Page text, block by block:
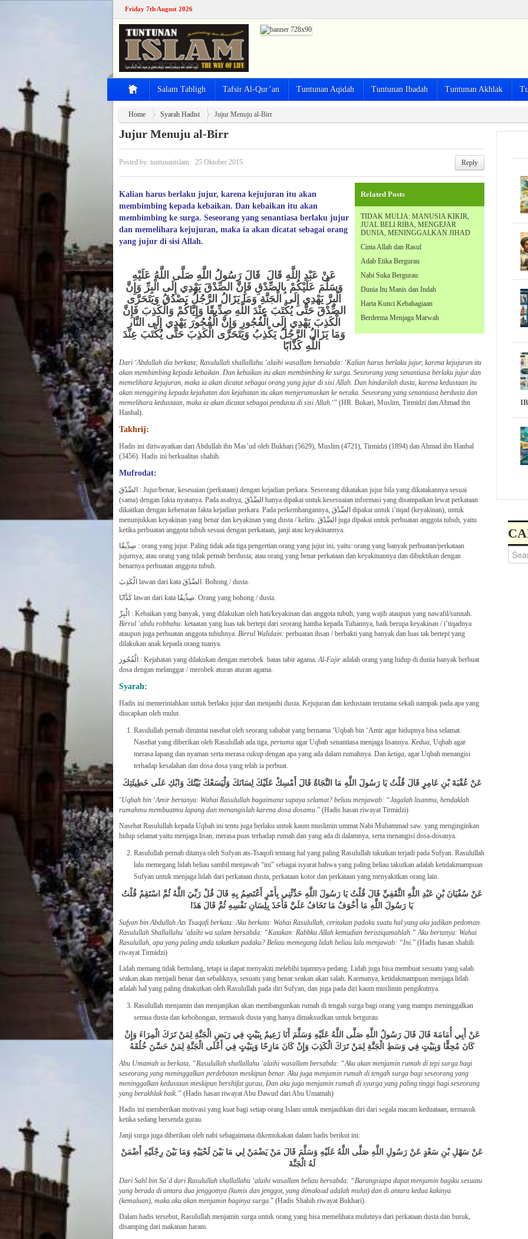
Friday 7th August 2026
Salam Tabligh Tafsir Al-Qur’an Tuntunan Aqidah Tuntunan Ibadah Tuntunan Akhlak
Home Syarah Hadist Jujur Menuju al-Birr
Jujur Menuju al-Birr
Posted by: tuntunanislam 25 Oktober 2015 Reply
Related Posts
TIDAK MULIA: MANUSIA KIKIR,
JUAL BELI RIBA, MENGEJAR
DUNIA, MENINGGALKAN JIHAD
Cinta Allah dan Rasul
Adab Etika Bergurau
Nabi Suka Bergurau
Dunia Itu Manis dan Indah
Harta Kunci Kebahagiaan
Berderma Menjaga Marwah
Kalian harus berlaku jujur, karena kejujuran itu akan
membimbing kepada kebaikan. Dan kebaikan itu akan
membimbing ke surga. Seseorang yang senantiasa berlaku jujur
dan memelihara kejujuran, maka ia akan dicatat sebagai orang
yang jujur di sisi Allah.
عَنْ عَبْدِ اللَّهِ قَالَ قَالَ رَسُولُ اللَّهِ صَلَّى اللَّهُ عَلَيْهِ
وَسَلَّمَ عَلَيْكُمْ بِالصِّدْقِ فَإِنَّ الصِّدْقَ يَهْدِي إِلَى الْبِرِّ وَإِنَّ
الْبِرَّ يَهْدِي إِلَى الْجَنَّةِ وَمَا يَزَالُ الرَّجُلُ يَصْدُقُ وَيَتَحَرَّى
الصِّدْقَ حَتَّى يُكْتَبَ عِنْدَ اللَّهِ صِدِّيقًا وَإِيَّاكُمْ وَالْكَذِبَ فَإِنَّ
الْكَذِبَ يَهْدِي إِلَى الْفُجُورِ وَإِنَّ الْفُجُورَ يَهْدِي إِلَى النَّارِ
وَمَا يَزَالُ الرَّجُلُ يَكْذِبُ وَيَتَحَرَّى الْكَذِبَ حَتَّى يُكْتَبَ عِنْدَ
اللَّهِ كَذَّابًا
Dari ‘Abdullah dia berkata; Rasulullah shallallahu ‘alaihi wasallam bersabda: ‘Kalian harus berlaku jujur, karena kejujuran itu
akan membimbing kepada kebaikan. Dan kebaikan itu akan membimbing ke surga. Seseorang yang senantiasa berlaku jujur dan
memelihara kejujuran, maka ia akan dicatat sebagai orang yang jujur di sisi Allah. Dan hindarilah dusta, karena kedustaan itu
akan menggiring kepada kejahatan dan kejahatan itu akan menjerumuskan ke neraka. Seseorang yang senantiasa berdusta dan
memelihara kedustaan, maka ia akan dicatat sebagai pendusta di sisi Allah.‘” (HR. Bukari, Muslim, Tirmidzi dan Ahmad ibn
Hanbal).
Takhrij:
Hadis ini diriwayatkan dari Abdullah ibn Mas’ud oleh Bukhari (5629), Muslim (4721), Tirmidzi (1894) dan Ahmad ibn Hanbal
(3456). Hadis ini berkualitas shahih.
Mufrodat:
الصِّدْقَ : Jujur/benar, keseuaian (perkataan) dengan kejadian perkara. Seseorang dikatakan jujur bila yang dikatakannya sesuai
(sama) dengan fakta nyatanya. Pada asalnya, الصِّدْقَ hanya dipakai untuk kesesuaian informasi yang disampaikan lewat perkataan
dikaitkan dengan kebenaran fakta kejadian perkara. Pada perkembangannya, الصِّدْقَ dipakai untuk i’tiqad (keyakinan), untuk
menunjukkan keyakinan yang benar dan keyakinan yang dusta / keliru. الصِّدْقَ juga dipakai untuk perbuatan anggota tubuh, yaitu
ketika perbuatan anggota tubuh sesuai dengan perkataan, janji atau keyakinannya.
صِدِّيقًا : orang yang jujur. Paling tidak ada tiga pengertian orang yang jujur ini, yaitu: orang yang banyak perbuatan/perkataan
jujurnya; atau orang yang tidak pernah berdusta; atau orang yang benar perkataan dan keyakinannya dan dibuktikan dengan
benarnya perbuatan anggota tubuh.
الْكَذِبَ lawan dari kata الصِّدْقَ. Bohong / dusta.
كَذَّابًا lawan dari kata صِدِّيقًا. Orang yang bohong / dusta.
الْبِرِّ : Kebaikan yang banyak, yang dilakukan oleh hati/keyakinan dan anggota tubuh, yang wajib ataupun yang nawafil/sunnah.
Birrul ‘abdu robbahu: ketaatan yang luas tak bertepi dari seorang hamba kepada Tuhannya, baik berupa keyakinan / i’tiqadnya
ataupun juga perbuatan anggota tubuhnya. Birrul Walidain: perbuatan ihsan / berbakti yang banyak dan luas tak bertepi yang
dilakukan anak kepada orang tuanya.
الْفُجُورَ : Kejahatan yang dilakukan dengan merobek batas tabir agama.Al-Fajir adalah orang yang hidup di dunia banyak berbuat
dosa dengan melanggar / merobek aturan aturan agama.
Syarah:
Hadis ini memerintahkan untuk berlaku jujur dan menjauhi dusta. Kejujuran dan kedustaan terutama sekali nampak pada apa yang
diucapkan oleh mulut.
Rasulullah pernah dimintai nasehat oleh seorang sahabat yang bernama ‘Uqbah bin ‘Amir agar hidupnya bisa selamat.
Nasehat yang diberikan oleh Rasulullah ada tiga, pertama agar Uqbah senantiasa menjaga lisannya. Kedua, Uqbah agar
merasa lapang dan nyaman serta merasa cukup dengan apa yang ada dalam rumahnya. Dan ketiga, agar Uqbah menangisi
terhadap kesalahan dan dosa dosa yang telah ia perbuat.
عَنْ عُقْبَةَ بْنِ عَامِرٍ قَالَ قُلْتُ يَا رَسُولَ اللَّهِ مَا النَّجَاةُ قَالَ أَمْسِكْ عَلَيْكَ لِسَانَكَ وَلْيَسَعْكَ بَيْتُكَ وَابْكِ عَلَى خَطِيئَتِكَ
‘Uqbah bin ‘Amir bertanya: Wahai Rasulullah bagaimana supaya selamat? beliau menjawab: “Jagalah lisanmu, hendaklah
rumahmu membuatmu lapang dan menangislah karena dosa dosamu.” (Hadis hasan riwayat Tirmidzi)
Nasehat Rasulullah kepada Uqbah ini tentu juga berlaku untuk kaum muslimin ummat Nabi Muhammad saw. yang menginginkan
hidup selamat yaitu menjaga lisan, merasa puas terhadap rumah dan yang ada di dalamnya, serta menangisi dosa-dosanya.
Rasulullah pernah ditanya oleh Sufyan ats-Tsaqofi tentang hal yang paling Rasulullah takutkan terjadi pada Sufyan. Rasulullah
lalu memegang lidah beliau sambil menjawab “ini” sebagai isyarat bahwa yang paling beliau takutkan adalah ketidakmampuan
Sufyan untuk menjaga lidah dari perkataan dusta, perkataan kotor dan perkataan yang menyakitkan orang lain.
عَنْ سُفْيَانَ بْنِ عَبْدِ اللَّهِ الثَّقَفِيِّ قَالَ قُلْتُ يَا رَسُولَ اللَّهِ حَدِّثْنِي بِأَمْرٍ أَعْتَصِمُ بِهِ قَالَ قُلْ رَبِّيَ اللَّهُ ثُمَّ اسْتَقِمْ قُلْتُ
يَا رَسُولَ اللَّهِ مَا أَخْوَفُ مَا تَخَافُ عَلَيَّ فَأَخَذَ بِلِسَانِ نَفْسِهِ ثُمَّ قَالَ هَذَا
Sufyan bin Abdullah Ats Tsaqafi berkata: Aku berkata: Wahai Rasulullah, ceritakan padaku suatu hal yang aku jadikan pedoman.
Rasulullah Shallallahu ‘alaihi wa salam bersabda: “Katakan: Rabbku Allah kemudian beristiqamahlah.” Aku bertanya: Wahai
Rasulullah, apa yang paling anda takutkan padaku? Beliau memegang lidah beliau lalu menjawab: “Ini.” (Hadis hasan shahih
riwayat Tirmidzi)
Lidah memang tidak bertulang, tetapi ia dapat menyakiti melebihi tajamnya pedang. Lidah juga bisa membuat sesuatu yang salah
seakan akan menjadi benar dan sebaliknya, sesuatu yang benar seakan akan salah. Karenanya, ketidakmampuan menjaga lidah
adalah hal yang paling ditakutkan oleh Rasulullah pada diri Sufyan, dan juga pada diri kaum muslimin pengikutnya.
Rasulullah menjamin dan menjanjikan akan membangunkan rumah di tengah surga bagi orang yang mampu meninggalkan
semua dusta dan kebohongan, termasuk dusta yang hanya dimaksudkan untuk bergurau.
عَنْ أَبِي أُمَامَةَ قَالَ قَالَ رَسُولُ اللَّهِ صَلَّى اللَّهُ عَلَيْهِ وَسَلَّمَ أَنَا زَعِيمٌ بِبَيْتٍ فِي رَبَضِ الْجَنَّةِ لِمَنْ تَرَكَ الْمِرَاءَ وَإِنْ
كَانَ مُحِقًّا وَبِبَيْتٍ فِي وَسَطِ الْجَنَّةِ لِمَنْ تَرَكَ الْكَذِبَ وَإِنْ كَانَ مَازِحًا وَبِبَيْتٍ فِي أَعْلَى الْجَنَّةِ لِمَنْ حَسَّنَ خُلُقَهُ
Abu Umamah ia berkata, “Rasulullah shallallahu ‘alaihi wasallam bersabda: “Aku akan menjamin rumah di tepi surga bagi
seseorang yang meninggalkan perdebatan meskipun benar. Aku juga menjamin rumah di tengah surga bagi seseorang yang
meninggalkan kedustaan meskipun bershifat gurau, Dan aku juga menjamin rumah di syurga yang paling tinggi bagi seseorang
yang berakhlak baik.” (Hadis hasan riwayat Abu Dawud dari Abu Umamah)
Hadis ini memberikan motivasi yang kuat bagi setiap orang Islam untuk menjauhkan diri dari segala macam keduataan, termasuk
ketika sedang bersenda gurau.
Janji surga juga diberikan oleh nabi sebagaimana dikemukakan dalam hadis berikut ini:
عَنْ سَهْلِ بْنِ سَعْدٍ عَنْ رَسُولِ اللَّهِ صَلَّى اللَّهُ عَلَيْهِ وَسَلَّمَ قَالَ مَنْ يَضْمَنْ لِي مَا بَيْنَ لَحْيَيْهِ وَمَا بَيْنَ رِجْلَيْهِ أَضْمَنْ
لَهُ الْجَنَّةَ
Dari Sahl bin Sa’d dari Rasulullah shallallahu ‘alaihi wasallam beliau bersabda: “Barangsiapa dapat menjamin bagiku sesuatu
yang berada di antara dua jenggotnya (kumis dan jenggot, yang dimaksud adalah mulut) dan di antara kedua kakinya
(kemaluan), maka aku akan menjamin baginya surga.” (Hadis Shahih riwayat Bukhari).
Dalam hadis tersebut, Rasulullah menjamin surga untuk orang yang bisa memelihara mulutnya dari perkataan dusta dan buruk,
disamping dari makanan haram.